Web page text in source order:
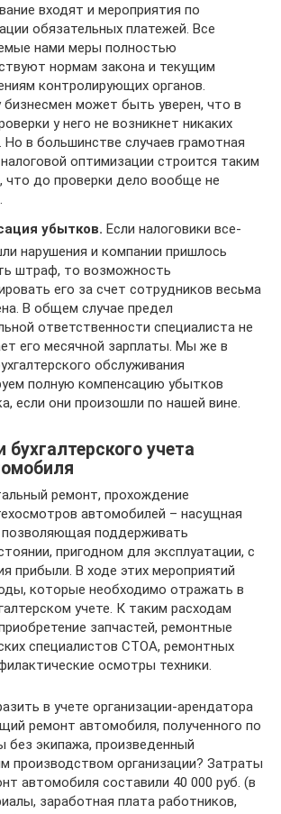
входят и мероприятия по
обязательных платежей. Все
нами меры полностью
нормам закона и текущим
контролирующих органов.
может быть уверен, что в
у него не возникнет никаких
Но в большинстве случаев грамотная
оптимизации строится таким
что до проверки дело вообще не
убытков. Если налоговики все-
нарушения и компании пришлось
штраф, то возможность
его за счет сотрудников весьма
В общем случае предел
ответственности специалиста не
его месячной зарплаты. Мы же в
обслуживания
полную компенсацию убытков
если они произошли по нашей вине.
бухгалтерского учета
ремонт, прохождение
автомобилей – насущная
поддерживать
пригодном для эксплуатации, с
прибыли. В ходе этих мероприятий
которые необходимо отражать в
учете. К таким расходам
запчастей, ремонтные
специалистов СТОА, ремонтных
осмотры техники.
в учете организации-арендатора
ремонт автомобиля, полученного по
без экипажа, произведенный
производством организации? Затраты
автомобиля составили 40 000 руб. (в
заработная плата работников,